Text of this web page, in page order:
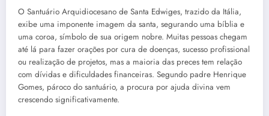
O Santuário Arquidiocesano de Santa Edwiges, trazido da Itália,
exibe uma imponente imagem da santa, segurando uma bíblia e
uma coroa, símbolo de sua origem nobre. Muitas pessoas chegam
até lá para fazer orações por cura de doenças, sucesso profissional
ou realização de projetos, mas a maioria das preces tem relação
com dívidas e dificuldades financeiras. Segundo padre Henrique
Gomes, pároco do santuário, a procura por ajuda divina vem
crescendo significativamente.